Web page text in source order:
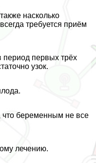
насколько
требуется приём
период первых трёх
узок.
что беременным не все
лечению.